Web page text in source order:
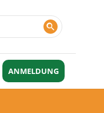
ANMELDUNG